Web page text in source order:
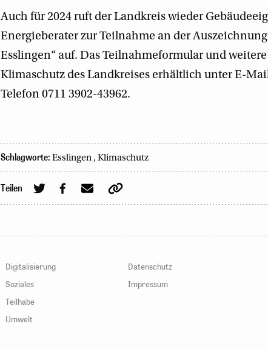
Auch für 2024 ruft der Landkreis wieder
Energieberater zur Teilnahme an der
Esslingen“ auf. Das Teilnahmeformular und
Klimaschutz des Landkreises erhältlich unter E-
Telefon 0711 3902-43962.
Schlagworte: Esslingen ,Klimaschutz
Teilen
Digitalisierung
Soziales
Teilhabe
Umwelt
Datenschutz
Impressum